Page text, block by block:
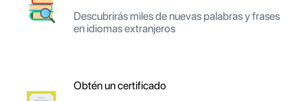
Descubrirás miles de nuevas palabras y frases
en idiomas extranjeros
Obtén un certificado